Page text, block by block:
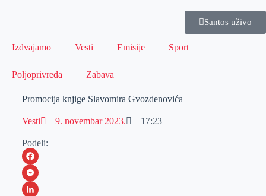
Santos uživo
Izdvajamo Vesti Emisije Sport
Poljoprivreda Zabava
Promocija knjige Slavomira Gvozdenovića
Vesti 9. novembar 2023. 17:23
Podeli:
F
aM